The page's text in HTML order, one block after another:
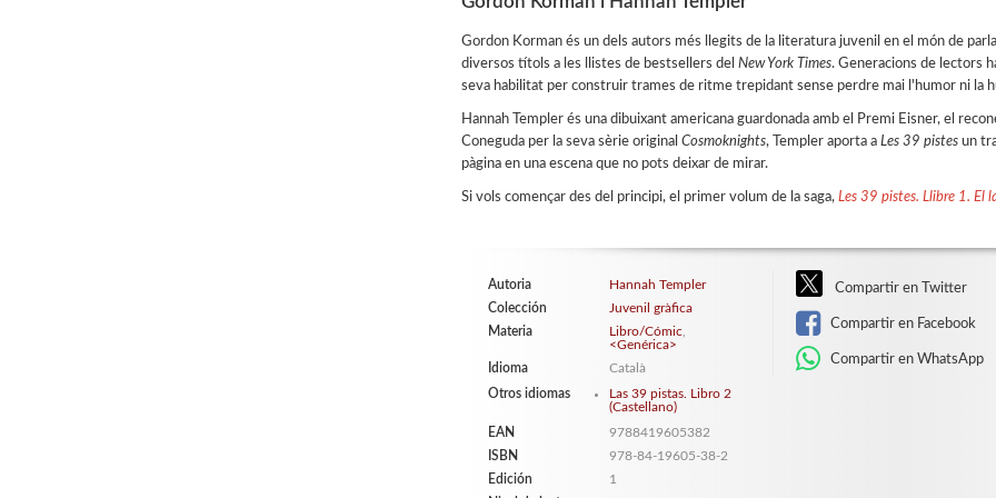
Gordon Korman és un dels autors més llegits de la literatura juvenil en el món de
diversos títols a les llistes de bestsellers delNew York Times. Generacions de lectors
seva habilitat per construir trames de ritme trepidant sense perdre mai l'humor ni la
Hannah Templer és una dibuixant americana guardonada amb el Premi Eisner, el
Coneguda per la seva sèrie originalCosmoknights, Templer aporta aLes 39 pistes un
pàgina en una escena que no pots deixar de mirar.
Si vols començar des del principi, el primer volum de la saga,Les 39 pistes. Llibre 1. El
Autoria
Hannah Templer
Colección
Juvenil gràfica
Materia
Libro/Cómic
<Genérica>
Idioma
Català
Otros idiomas
Las 39 pistas. Libro 2
(Castellano)
EAN
9788419605382
ISBN
978-84-19605-38-2
Edición
1
Compartir en Twitter
Compartir en Facebook
Compartir en WhatsApp